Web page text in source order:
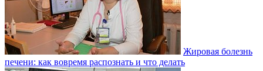
Жировая болезнь
печени: как вовремя распознать и что делать